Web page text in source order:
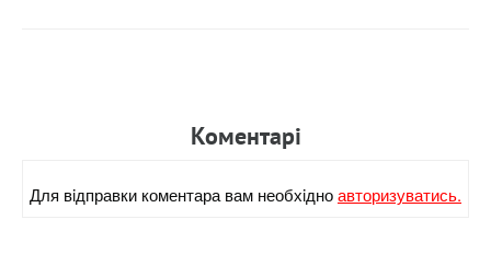
Коментарi
Для вiдправки коментара вам необхiдноавторизуватись.